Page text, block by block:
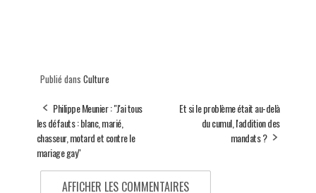
Publié dans Culture
Philippe Meunier : "J'ai tous
les défauts : blanc, marié,
chasseur, motard et contre le
mariage gay"
Et si le problème était au-delà
du cumul, l'addition des
mandats ?
AFFICHER LES COMMENTAIRES